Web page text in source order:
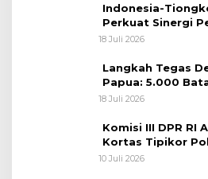
Indonesia-
Perkuat Sinergi
Lintas Negara
18 Juli 2026
Langkah Tegas
Papua: 5.000
Diungkap Koops
18 Juli 2026
Komisi III DPR RI
Kortas Tipikor
Korupsi Batu Bara
10 Juli 2026